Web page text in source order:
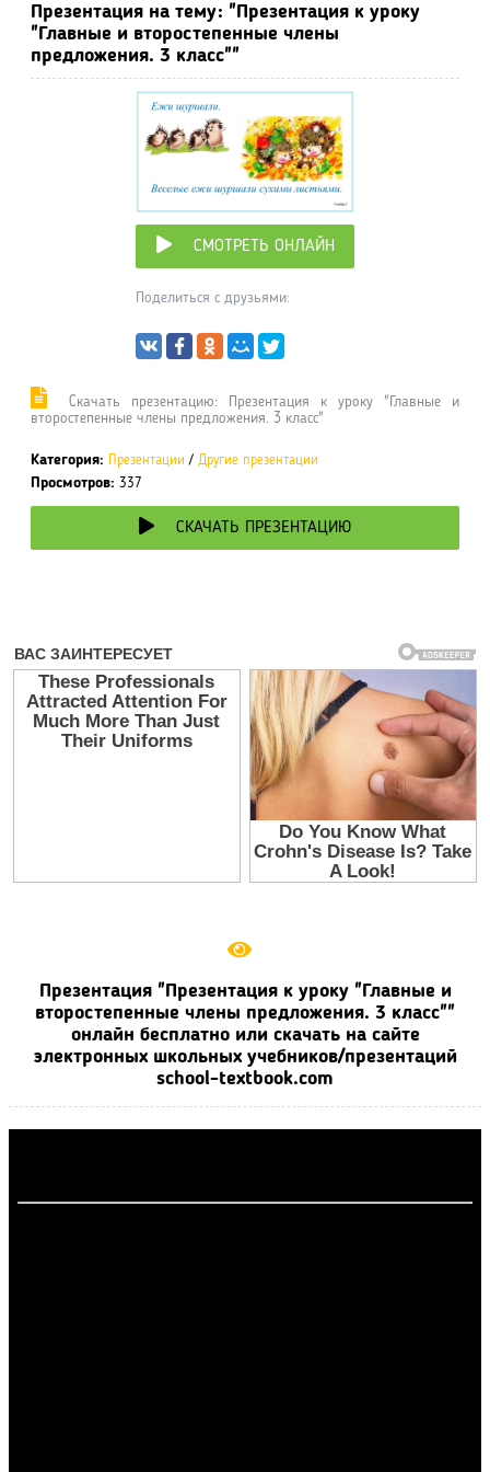
Презентация на тему: "Презентация к уроку
"Главные и второстепенные члены
предложения. 3 класс""
СМОТРЕТЬ ОНЛАЙН
Поделиться с друзьями:
Cкачать презентацию: Презентация к уроку "Главные и
второстепенные члены предложения. 3 класс"
Категория: Презентации / Другие презентации
Просмотров: 337
СКАЧАТЬ ПРЕЗЕНТАЦИЮ
Презентация "Презентация к уроку "Главные и
второстепенные члены предложения. 3 класс""
онлайн бесплатно или скачать на сайте
электронных школьных учебников/презентаций
school-textbook.com